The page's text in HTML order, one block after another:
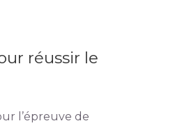
réussir le
l’épreuve de